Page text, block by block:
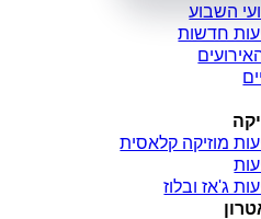
השבוע
חדשות
מוזיקה קלאסית
ג'אז ובלוז